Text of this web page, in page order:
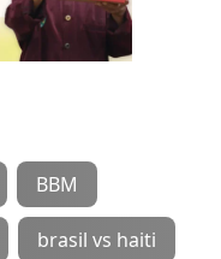
BBM
brasil vs haiti